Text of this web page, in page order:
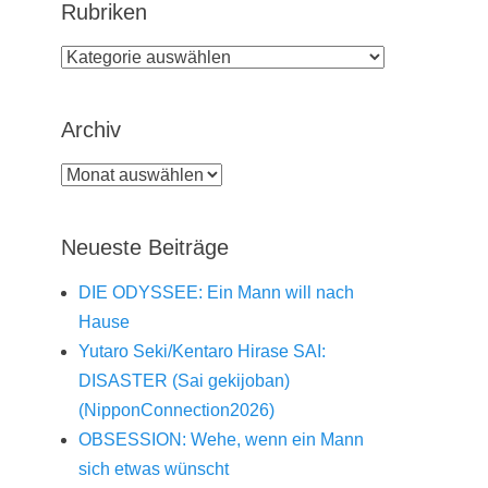
Rubriken
Rubriken
Archiv
Archiv
Neueste Beiträge
DIE ODYSSEE: Ein Mann will nach
Hause
Yutaro Seki/Kentaro Hirase SAI:
DISASTER (Sai gekijoban)
(NipponConnection2026)
OBSESSION: Wehe, wenn ein Mann
sich etwas wünscht